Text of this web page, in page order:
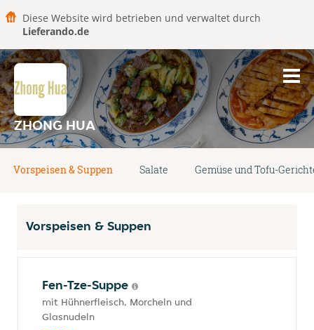
Diese Website wird betrieben und verwaltet durch
Lieferando.de
ZHONG HUA
Vorspeisen & Suppen Salate Gemüse und Tofu-
Vorspeisen & Suppen
Fen-Tze-Suppe
mit Hühnerfleisch, Morcheln und
Glasnudeln